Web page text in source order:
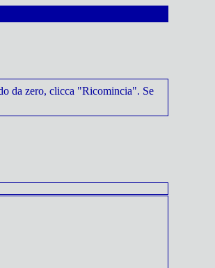
da zero, clicca "Ricomincia". Se